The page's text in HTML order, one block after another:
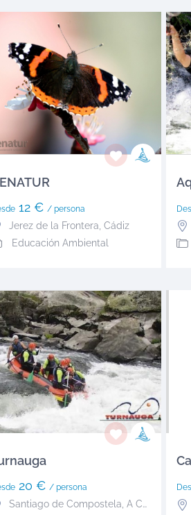
12 € / persona
Jerez de la Frontera Cádiz
Educación Ambiental
20 € / persona
Santiago de Compostela, A Coruña